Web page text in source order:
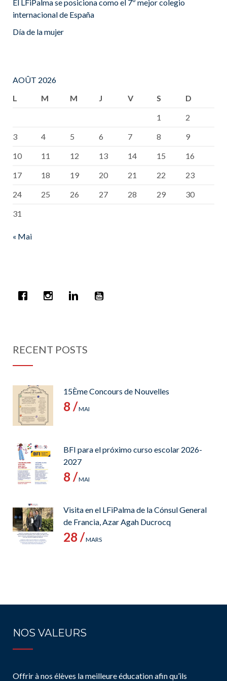
El LFiPalma se posiciona como el 7º mejor colegio
internacional de España
Día de la mujer
AOÛT 2026
L
M M J V S
D
1
2
3
4 5 6 7 8
9
10
11 12 13 14 15
16
17
18 19 20 21 22
23
24
25 26 27 28 29
30
31
« Mai
RECENT POSTS
15Ème Concours de Nouvelles
8 /MAI
BFI para el próximo curso escolar 2026-
2027
8 /MAI
Visita en el LFiPalma de la Cónsul General
de Francia, Azar Agah Ducrocq
28 /MARS
NOS VALEURS
Offrir à nos élèves la meilleure éducation afin qu’ils